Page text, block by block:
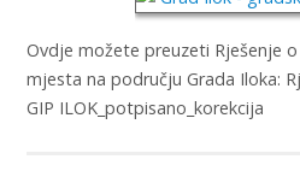
Ovdje možete preuzeti Rješenje
mjesta na području Grada Iloka:
GIP ILOK_potpisano_korekcija